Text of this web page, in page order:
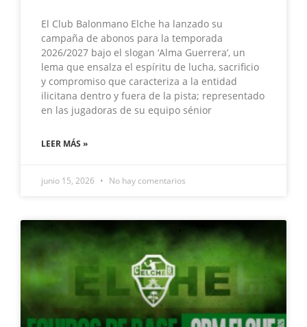
El Club Balonmano Elche ha lanzado su
campaña de abonos para la temporada
2026/2027 bajo el slogan ‘Alma Guerrera’, un
lema que ensalza el espíritu de lucha, sacrificio
y compromiso que caracteriza a la entidad
ilicitana dentro y fuera de la pista; representado
en las jugadoras de su equipo sénior
LEER MÁS »
junio 15, 2026 No hay comentarios